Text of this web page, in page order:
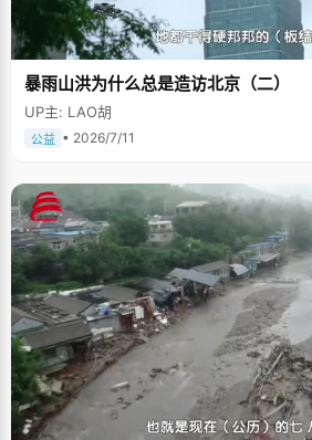
暴雨山洪为什么总是造访北京（二）
UP主: LAO胡
公益 • 2026/7/11